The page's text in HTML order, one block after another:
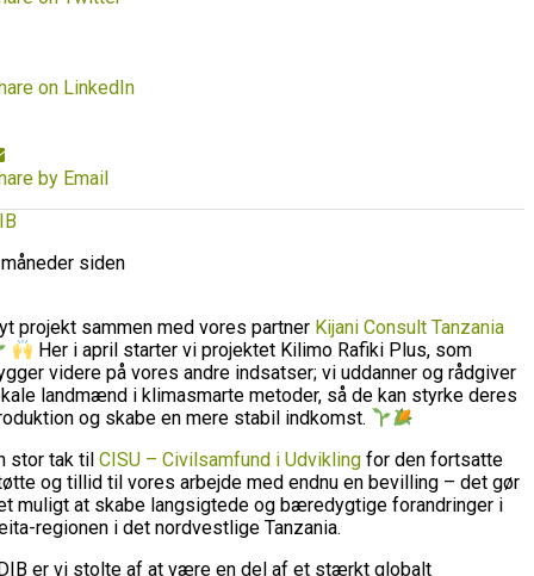
on LinkedIn
by Email
siden
projekt sammen med vores partner Kijani Consult Tanzania
Her i april starter vi projektet Kilimo Rafiki Plus, som
videre på vores andre indsatser; vi uddanner og rådgiver
landmænd i klimasmarte metoder, så de kan styrke deres
og skabe en mere stabil indkomst.
stor tak til CISU – Civilsamfund i Udvikling for den fortsatte
og tillid til vores arbejde med endnu en bevilling – det gør
muligt at skabe langsigtede og bæredygtige forandringer i
regionen i det nordvestlige Tanzania.
er vi stolte af at være en del af et stærkt globalt